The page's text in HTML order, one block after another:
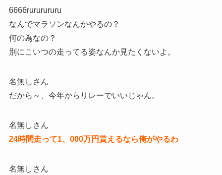
6666rururururu
なんでマラソンなんかやるの？
何の為なの？
別にこいつの走ってる姿なんか見たくないよ。
名無しさん
だから～、今年からリレーでいいじゃん。
名無しさん
24時間走って1、000万円貰えるなら俺がやるわ
名無しさん